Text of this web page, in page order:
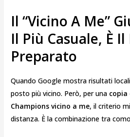
Il “vicino A Me”
Il Più Casuale, È Il
Preparato
Quando Google mostra risultati
posto più vicino. Però, per una
Champions vicino a me, il criterio
distanza. È la combinazione tra